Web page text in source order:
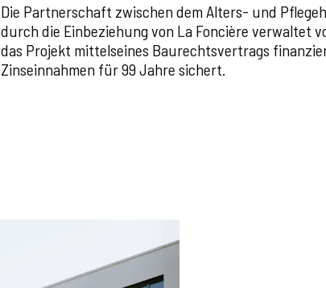
Die Partnerschaft zwischen dem Alters- und
durch die Einbeziehung von La Foncière verwaltet
das Projekt mittelseines Baurechtsvertrags
Zinseinnahmen für 99 Jahre sichert.